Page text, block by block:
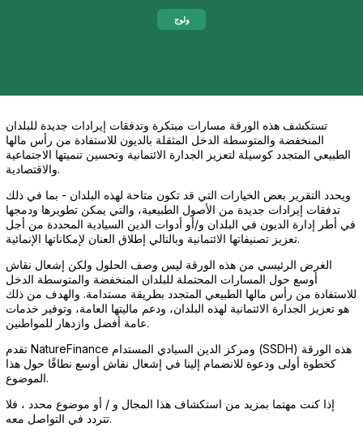
ولوج
تستكشف هذه الورقة مسارات مبتكرة وتدفقات إيرادات جديدة للبلدان
المنخفضة والمتوسطة الدخل المثقلة بالديون للاستفادة من رأس مالها
الطبيعي المتجدد كوسيلة لتعزيز الجدارة الائتمانية وتحسين تنميتها الاجتماعية
والاقتصادية.
ويحدد التقرير بعض الخيارات التي قد تكون متاحة لهذه البلدان - بما في ذلك
تدفقات إيرادات جديدة من الأصول الطبيعية، والتي يمكن تطويرها ودمجها
في أطر إدارة الديون في البلدان و/أو أدوات الدين السيادية المحددة من أجل
تعزيز تصنيفاتها الائتمانية وبالتالي إطلاق العنان لإمكاناتها الإنمائية.
الغرض الرئيسي من هذه الورقة ليس وصف الحلول ولكن إشعال نقاش
أوسع حول المسارات المحتملة للبلدان المنخفضة والمتوسطة الدخل
للاستفادة من رأس مالها الطبيعي المتجدد بطريقة مستدامة. والهدف من ذلك
هو تعزيز الجدارة الائتمانية لهذه البلدان، ودعم ماليتها العامة، وتوفير خدمات
عامة أفضل وازدهار للمواطنين.
تقدم NatureFinance ومركز الدين السيادي المستدام (SSDH) هذه الورقة
كخطوة أولى ودعوة للانضمام إلينا في إشعال نقاش أوسع نطاقًا حول هذا
الموضوع.
إذا كنت مهتما بمزيد من استكشاف هذا المجال و / أو موضوع محدد ، فلا
تتردد في التواصل معه.